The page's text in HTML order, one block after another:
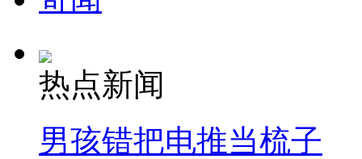
热点新闻
男孩错把电推当梳子